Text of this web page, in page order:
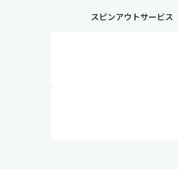
スピンアウトサービス